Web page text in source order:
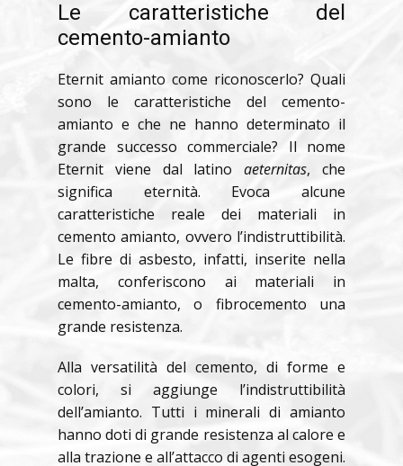
Le caratteristiche del
cemento-amianto
Eternit amianto come riconoscerlo? Quali
sono le caratteristiche del cemento-
amianto e che ne hanno determinato il
grande successo commerciale? Il nome
Eternit viene dal latinoaeternitas, che
significa eternità. Evoca alcune
caratteristiche reale dei materiali in
cemento amianto, ovvero l’indistruttibilità.
Le fibre di asbesto, infatti, inserite nella
malta, conferiscono ai materiali in
cemento-amianto, o fibrocemento una
grande resistenza.
Alla versatilità del cemento, di forme e
colori, si aggiunge l’indistruttibilità
dell’amianto. Tutti i minerali di amianto
hanno doti di grande resistenza al calore e
alla trazione e all’attacco di agenti esogeni.